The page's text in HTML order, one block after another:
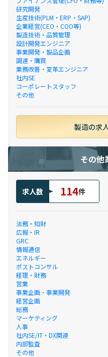
研究開発
生産技術(PLM・ERP・SAP)
企業経営(CEO・COO等)
製造技術・品質管理
設計開発エンジニア
事業開発・製品企画
調達・購買
業務改善・変革エンジニア
社内SE
コーポレートスタッフ
その他
製造の求
その他
求人数 114件
法務・知財
広報・IR
GRC
情報通信
エネルギー
ポストコンサル
経理・財務
営業
事業企画・事業開発
経営企画
総務
マーケティング
人事
社内SE/IT・DX関連
内部監査
その他